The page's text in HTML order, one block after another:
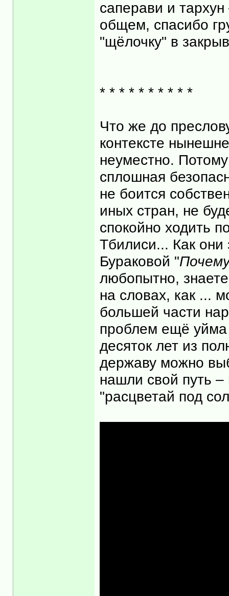
саперави и
общем, спасибо
"щёлочку" в
* * * * * * * * * *
Что же до
контексте
неуместно.
сплошная
не боится
иных стран, не
спокойно ходить
Тбилиси... Как они
Бураковой "
любопытно,
на словах, как ...
большей части
проблем ещё уйма
десяток лет из
державу можно
нашли свой путь
"расцветай под